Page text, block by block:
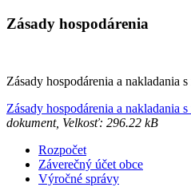
Zásady hospodárenia
Zásady hospodárenia a nakladania
Zásady hospodárenia a nakladania
dokument, Velkosť: 296.22 kB
Rozpočet
Záverečný účet obce
Výročné správy